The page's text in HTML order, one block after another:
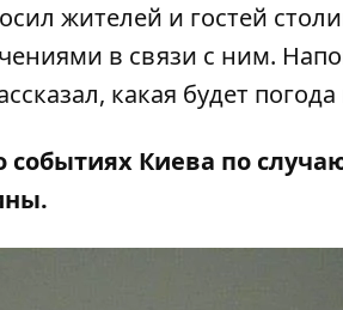
жителей и гостей
в связи с ним.
какая будет
событиях Киева по
.